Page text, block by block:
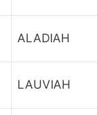
ALADIAH
LAUVIAH